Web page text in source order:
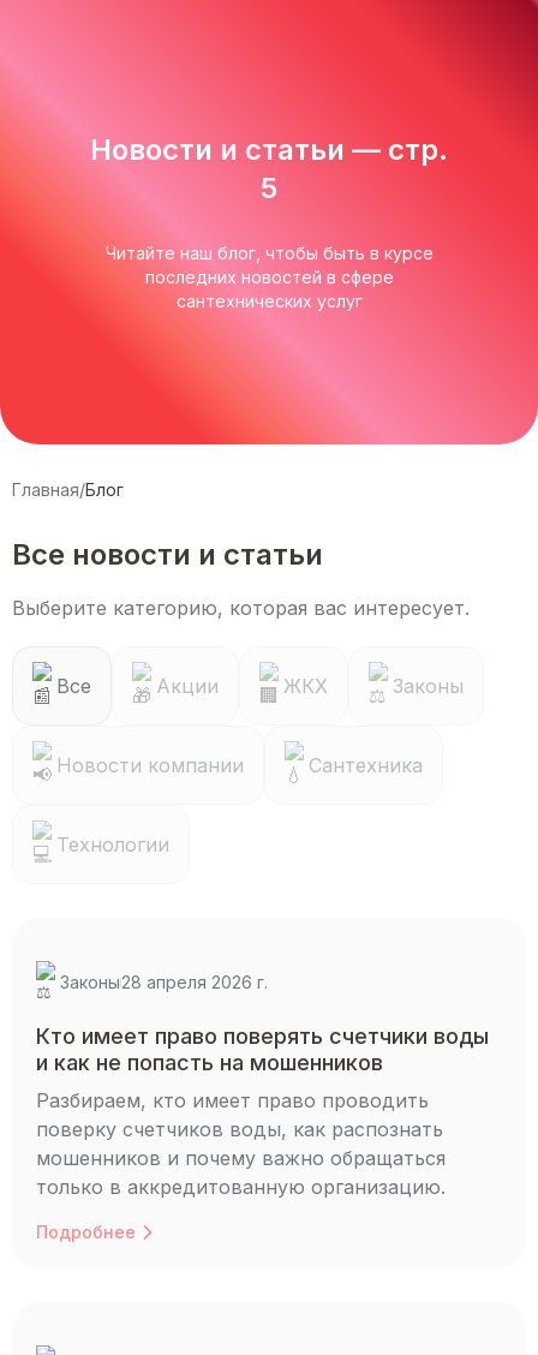
Новости и статьи — стр.
5
Читайте наш блог, чтобы быть в курсе
последних новостей в сфере
сантехнических услуг
Главная/Блог
Все новости и статьи
Выберите категорию, которая вас интересует.
Все Акции ЖКХ Законы
Новости компании Сантехника
Технологии
Законы28 апреля 2026 г.
Кто имеет право поверять счетчики воды
и как не попасть на мошенников
Разбираем, кто имеет право проводить
поверку счетчиков воды, как распознать
мошенников и почему важно обращаться
только в аккредитованную организацию.
Подробнее